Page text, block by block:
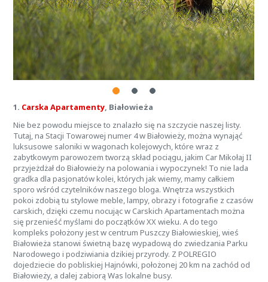
1. Carska Apartamenty, Białowieża
Nie bez powodu miejsce to znalazło się na szczycie naszej listy.
Tutaj, na Stacji Towarowej numer 4 w Białowieży, można wynająć
luksusowe saloniki w wagonach kolejowych, które wraz z
zabytkowym parowozem tworzą skład pociągu, jakim Car Mikołaj II
przyjeżdżał do Białowieży na polowania i wypoczynek! To nie lada
gradka dla pasjonatów kolei, których jak wiemy, mamy całkiem
sporo wśród czytelników naszego bloga. Wnętrza wszystkich
pokoi zdobią tu stylowe meble, lampy, obrazy i fotografie z czasów
carskich, dzięki czemu nocując w Carskich Apartamentach można
się przenieść myślami do początków XX wieku. A do tego
kompleks położony jest w centrum Puszczy Białowieskiej, wieś
Białowieża stanowi świetną bazę wypadową do zwiedzania Parku
Narodowego i podziwiania dzikiej przyrody. Z POLREGIO
dojedziecie do pobliskiej Hajnówki, położonej 20 km na zachód od
Białowieży, a dalej zabiorą Was lokalne busy.